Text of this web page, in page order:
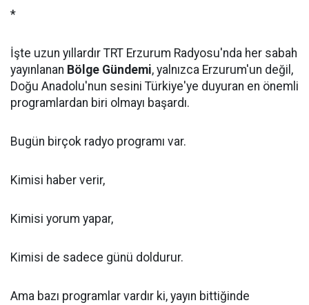
*
İşte uzun yıllardır TRT Erzurum Radyosu'nda her sabah
yayınlanan Bölge Gündemi, yalnızca Erzurum'un değil,
Doğu Anadolu'nun sesini Türkiye'ye duyuran en önemli
programlardan biri olmayı başardı.
Bugün birçok radyo programı var.
Kimisi haber verir,
Kimisi yorum yapar,
Kimisi de sadece günü doldurur.
Ama bazı programlar vardır ki, yayın bittiğinde